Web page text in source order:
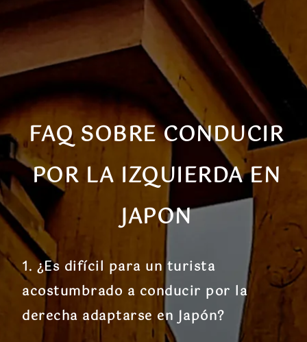
FAQ SOBRE CONDUCIR
POR LA IZQUIERDA EN
JAPON
1. ¿Es difícil para un turista
acostumbrado a conducir por la
derecha adaptarse en Japón?